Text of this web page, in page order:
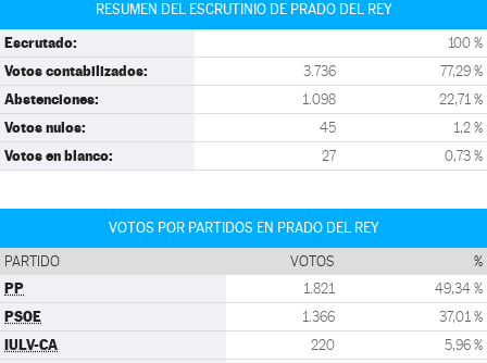
RESUMEN DEL ESCRUTINIO DE PRADO DEL REY
Escrutado: 100 %
Votos contabilizados: 3.736 77,29 %
Abstenciones: 1.098 22,71 %
Votos nulos: 45 1,2 %
Votos en blanco: 27 0,73 %
VOTOS POR PARTIDOS EN PRADO DEL REY
PARTIDO VOTOS %
PP 1.821 49,34 %
PSOE 1.366 37,01 %
IULV-CA 220 5,96 %